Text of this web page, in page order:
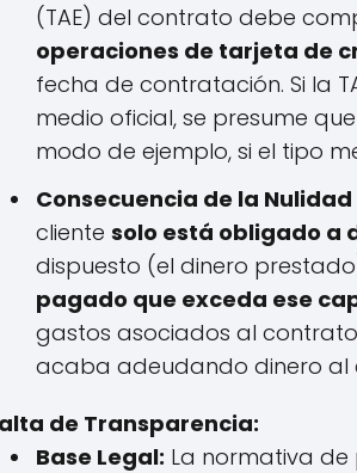
(TAE) del contrato debe
operaciones de tarjeta de
fecha de contratación. Si la
medio oficial, se presume
modo de ejemplo, si el tipo
Consecuencia de la Nulidad
cliente solo está obligado a
dispuesto (el dinero
pagado que exceda ese
gastos asociados al
acaba adeudando dinero al
de Transparencia:
Base Legal: La normativa de